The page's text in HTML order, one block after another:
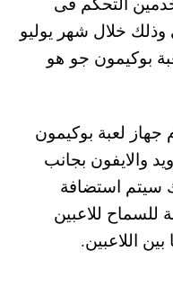
وذلك خلال شهر يوليو
بوكيمون جو هو
لعبة بوكيمون
والايفون بجانب
سيتم استضافة
للسماح للاعبين
اللاعبين.